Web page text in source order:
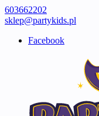
603662202
sklep@partykids.pl
Facebook